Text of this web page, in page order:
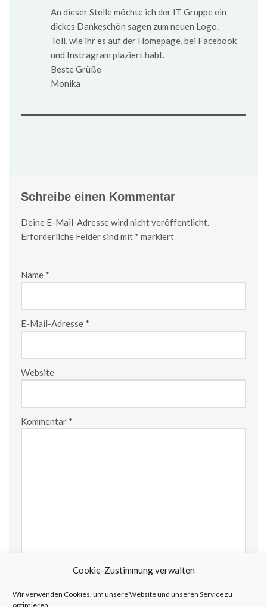
Cookie-Zustimmung verwalten
Wir verwenden Cookies, um unsere Website und unseren Service zu
optimieren.
An dieser Stelle möchte ich der IT Gruppe ein
dickes Dankeschön sagen zum neuen Logo.
Toll, wie ihr es auf der Homepage, bei Facebook
und Instragram plaziert habt.
Beste Grüße
Monika
Schreibe einen Kommentar
Deine E-Mail-Adresse wird nicht veröffentlicht.
Erforderliche Felder sind mit * markiert
Name *
E-Mail-Adresse *
Website
Kommentar *